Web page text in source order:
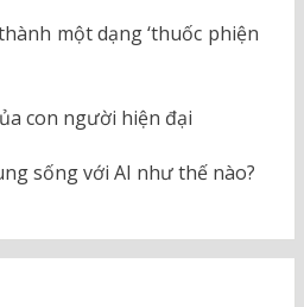
một dạng ‘thuốc phiện
con người hiện đại
sống với AI như thế nào?